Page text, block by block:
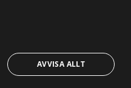
AVVISA ALLT